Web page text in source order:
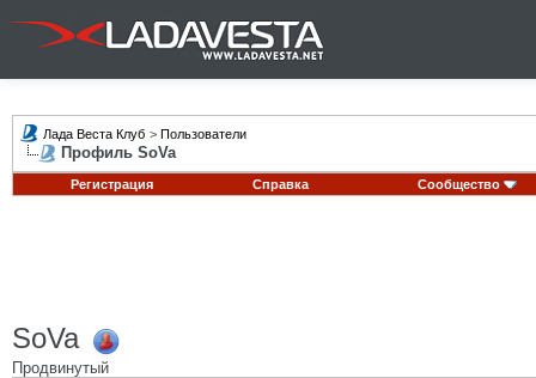
Лада Веста Клуб > Пользователи
Профиль SoVa
Регистрация Справка Сообщество
SoVa
Продвинутый